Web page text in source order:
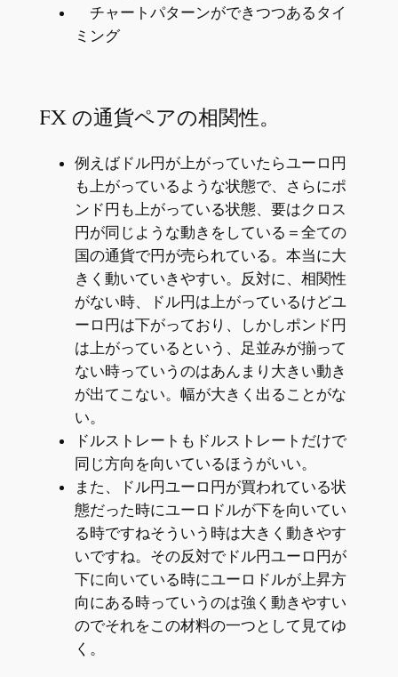
チャートパターンができつつあるタイ
ミング
FX の通貨ペアの相関性。
例えばドル円が上がっていたらユーロ円
も上がっているような状態で、さらにポ
ンド円も上がっている状態、要はクロス
円が同じような動きをしている＝全ての
国の通貨で円が売られている。本当に大
きく動いていきやすい。反対に、相関性
がない時、ドル円は上がっているけどユ
ーロ円は下がっており、しかしポンド円
は上がっているという、足並みが揃って
ない時っていうのはあんまり大きい動き
が出てこない。幅が大きく出ることがな
い。
ドルストレートもドルストレートだけで
同じ方向を向いているほうがいい。
また、ドル円ユーロ円が買われている状
態だった時にユーロドルが下を向いてい
る時ですねそういう時は大きく動きやす
いですね。その反対でドル円ユーロ円が
下に向いている時にユーロドルが上昇方
向にある時っていうのは強く動きやすい
のでそれをこの材料の一つとして見てゆ
く。